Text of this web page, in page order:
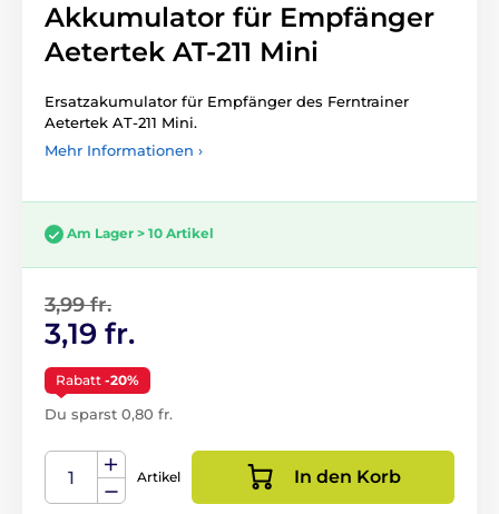
Akkumulator für Empfänger
Aetertek AT-211 Mini
Ersatzakumulator für Empfänger des Ferntrainer
Aetertek AT-211 Mini.
Mehr Informationen ›
Am Lager > 10 Artikel
3,99 fr.
3,19 fr.
Rabatt -20%
Du sparst 0,80 fr.
Artikel In den Korb